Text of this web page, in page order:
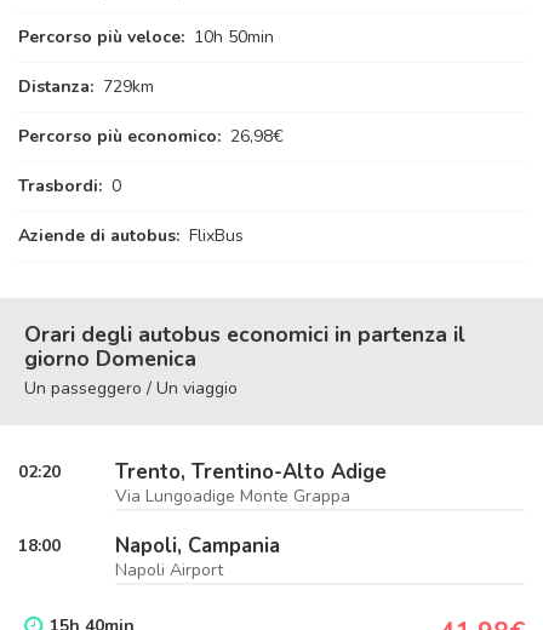
Percorso più veloce: 10h 50min
Distanza: 729km
Percorso più economico: 26,98€
Trasbordi: 0
Aziende di autobus: FlixBus
Orari degli autobus economici in partenza il
giorno Domenica
Un passeggero / Un viaggio
02:20 Trento, Trentino-Alto Adige
Via Lungoadige Monte Grappa
18:00 Napoli, Campania
Napoli Airport